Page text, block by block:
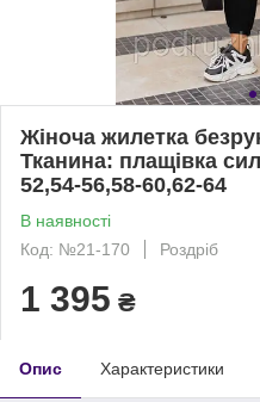
Жіноча жилетка
Тканина: плащівка
52,54-56,58-60,62-64
В наявності
Код: №21-170
Роздріб
1 395 ₴
Опис Характеристики